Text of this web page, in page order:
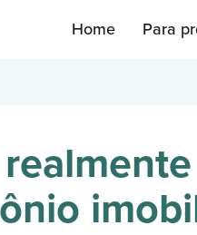
Home Para